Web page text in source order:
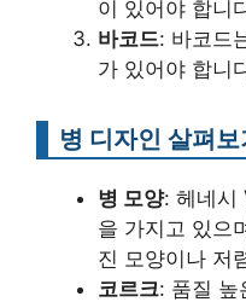
이 있어야 합니
바코드: 바코드
가 있어야 합니
병 디자인 살펴보
병 모양: 헤네시
을 가지고 있으
진 모양이나 저
코르크: 품질 높